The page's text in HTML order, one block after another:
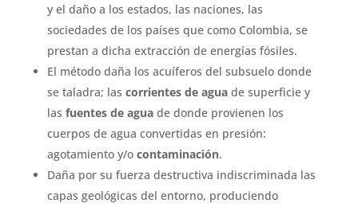
y el daño a los estados, las naciones, las
sociedades de los países que como Colombia, se
prestan a dicha extracción de energías fósiles.
El método daña los acuíferos del subsuelo donde
se taladra; las corrientes de agua de superficie y
las fuentes de aguade donde provienen los
cuerpos de agua convertidas en presión:
agotamiento y/ocontaminación.
Daña por su fuerza destructiva indiscriminada las
capas geológicas del entorno, produciendo